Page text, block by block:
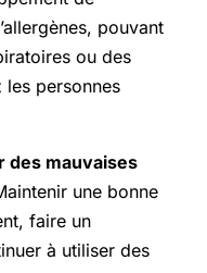
pouvant
ou des
personnes
des mauvaises
une bonne
faire un
à utiliser des